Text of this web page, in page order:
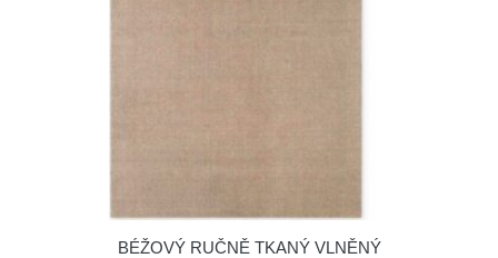
BÉŽOVÝ RUČNĚ TKANÝ VLNĚNÝ